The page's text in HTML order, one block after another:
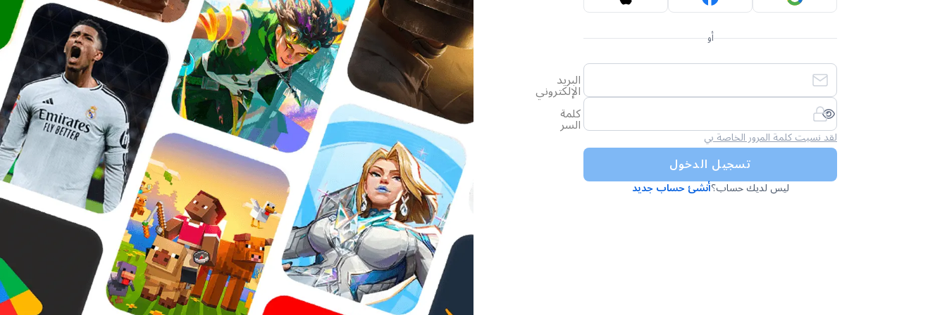
أو
البريد
الإلكتروني
كلمة
السر
لقد نسيت كلمة المرور الخاصة بي
تسجيل الدخول
ليس لديك حساب؟أنشئ حساب جديد